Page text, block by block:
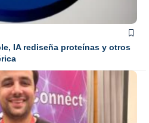
IA rediseña proteínas y otros